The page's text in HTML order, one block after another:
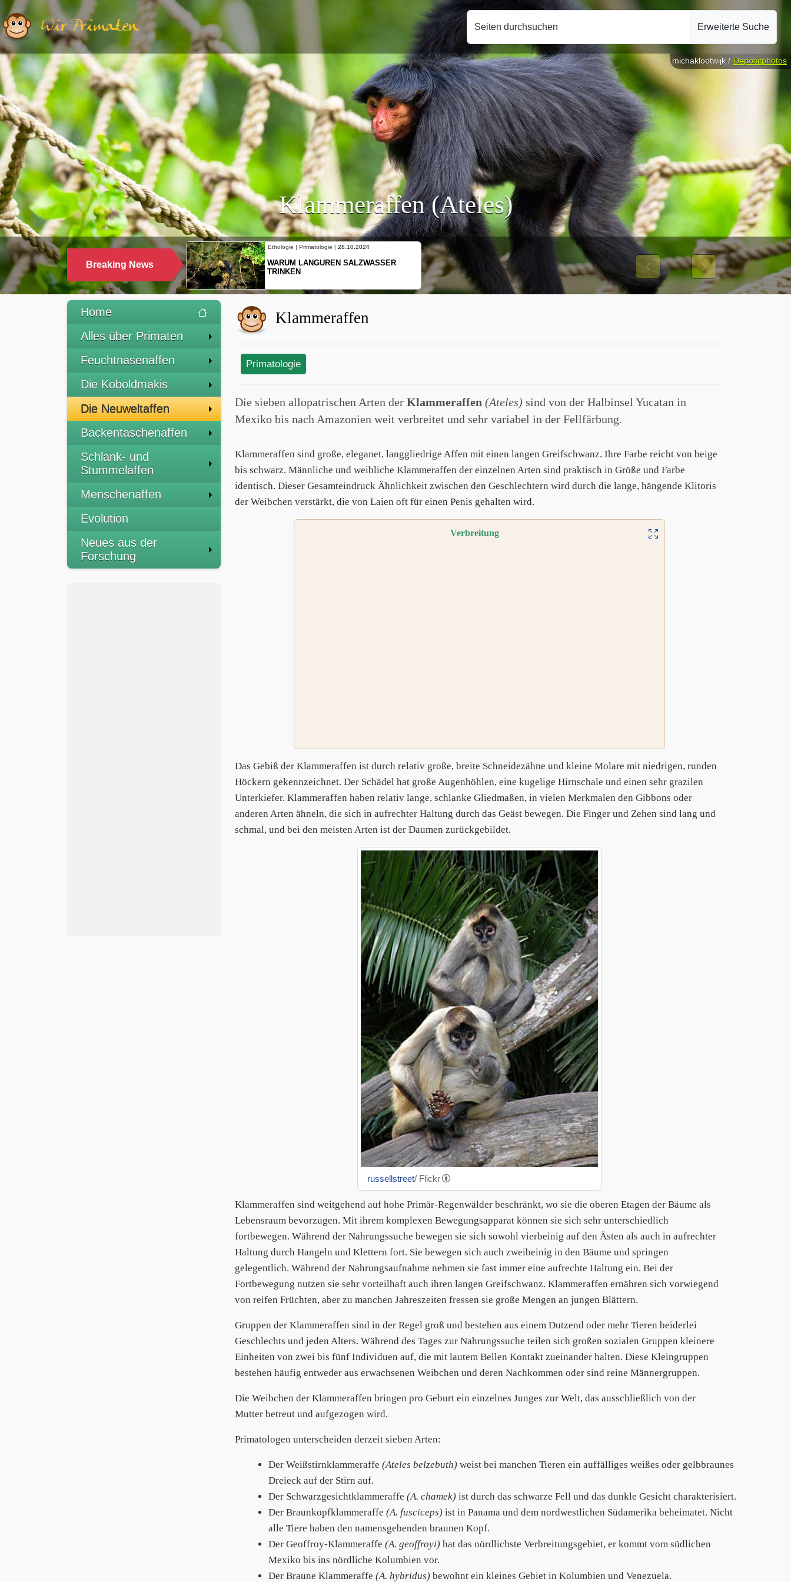
Wir Primaten Seiten durchsuchen Erweiterte Suche
Klammeraffen (Ateles)
Breaking News
Ethologie | Primatologie | 10.10.2024
NEUES VON WEIBLICHEN
SCHOPFGIBBONS UND IHRER
Previous Next
michaklootwijk / Depositphotos
Home
Alles über Primaten
Feuchtnasenaffen
Die Koboldmakis
Die Neuweltaffen
Backentaschenaffen
Schlank- und
Stummelaffen
Menschenaffen
Evolution
Neues aus der
Forschung
Klammeraffen
Primatologie
Die sieben allopatrischen Arten der Klammeraffen (Ateles) sind von der Halbinsel Yucatan in
Mexiko bis nach Amazonien weit verbreitet und sehr variabel in der Fellfärbung.
Klammeraffen sind große, eleganet, langgliedrige Affen mit einen langen Greifschwanz. Ihre Farbe reicht von beige
bis schwarz. Männliche und weibliche Klammeraffen der einzelnen Arten sind praktisch in Größe und Farbe
identisch. Dieser Gesamteindruck Ähnlichkeit zwischen den Geschlechtern wird durch die lange, hängende Klitoris
der Weibchen verstärkt, die von Laien oft für einen Penis gehalten wird.
Verbreitung
Das Gebiß der Klammeraffen ist durch relativ große, breite Schneidezähne und kleine Molare mit niedrigen, runden
Höckern gekennzeichnet. Der Schädel hat große Augenhöhlen, eine kugelige Hirnschale und einen sehr grazilen
Unterkiefer. Klammeraffen haben relativ lange, schlanke Gliedmaßen, in vielen Merkmalen den Gibbons oder
anderen Arten ähneln, die sich in aufrechter Haltung durch das Geäst bewegen. Die Finger und Zehen sind lang und
schmal, und bei den meisten Arten ist der Daumen zurückgebildet.
russellstreet/ Flickr
Klammeraffen sind weitgehend auf hohe Primär-Regenwälder beschränkt, wo sie die oberen Etagen der Bäume als
Lebensraum bevorzugen. Mit ihrem komplexen Bewegungsapparat können sie sich sehr unterschiedlich
fortbewegen. Während der Nahrungssuche bewegen sie sich sowohl vierbeinig auf den Ästen als auch in aufrechter
Haltung durch Hangeln und Klettern fort. Sie bewegen sich auch zweibeinig in den Bäume und springen
gelegentlich. Während der Nahrungsaufnahme nehmen sie fast immer eine aufrechte Haltung ein. Bei der
Fortbewegung nutzen sie sehr vorteilhaft auch ihren langen Greifschwanz. Klammeraffen ernähren sich vorwiegend
von reifen Früchten, aber zu manchen Jahreszeiten fressen sie große Mengen an jungen Blättern.
Gruppen der Klammeraffen sind in der Regel groß und bestehen aus einem Dutzend oder mehr Tieren beiderlei
Geschlechts und jeden Alters. Während des Tages zur Nahrungssuche teilen sich großen sozialen Gruppen kleinere
Einheiten von zwei bis fünf Individuen auf, die mit lautem Bellen Kontakt zueinander halten. Diese Kleingruppen
bestehen häufig entweder aus erwachsenen Weibchen und deren Nachkommen oder sind reine Männergruppen.
Die Weibchen der Klammeraffen bringen pro Geburt ein einzelnes Junges zur Welt, das ausschließlich von der
Mutter betreut und aufgezogen wird.
Primatologen unterscheiden derzeit sieben Arten:
Der Weißstirnklammeraffe (Ateles belzebuth) weist bei manchen Tieren ein auffälliges weißes oder gelbbraunes
Dreieck auf der Stirn auf.
Der Schwarzgesichtklammeraffe (A. chamek) ist durch das schwarze Fell und das dunkle Gesicht charakterisiert.
Der Braunkopfklammeraffe (A. fusciceps) ist in Panama und dem nordwestlichen Südamerika beheimatet. Nicht
alle Tiere haben den namensgebenden braunen Kopf.
Der Geoffroy-Klammeraffe (A. geoffroyi) hat das nördlichste Verbreitungsgebiet, er kommt vom südlichen
Mexiko bis ins nördliche Kolumbien vor.
Der Braune Klammeraffe (A. hybridus) bewohnt ein kleines Gebiet in Kolumbien und Venezuela.